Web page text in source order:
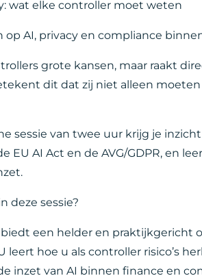
wat elke controller moet weten
op AI, privacy en compliance
grote kansen, maar raakt
dit dat zij niet alleen
sessie van twee uur krijg je
EU AI Act en de AVG/GDPR, en
deze sessie?
biedt een helder en praktijkgericht
leert hoe u als controller risico’s
inzet van AI binnen finance en